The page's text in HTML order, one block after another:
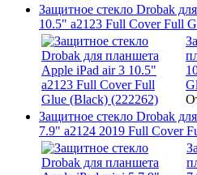
Защитное стекло Drobak
10.5" a2123 Full Cover Full
Защитное стекло Drobak
7.9" a2124 2019 Full Cover